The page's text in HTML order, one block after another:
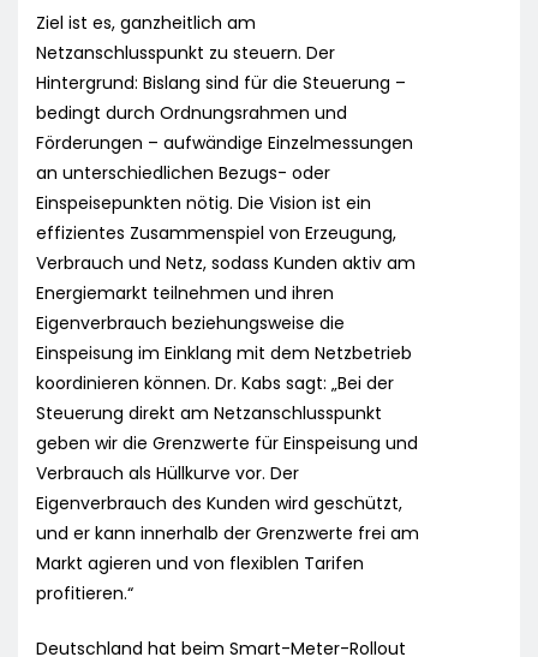
Ziel ist es, ganzheitlich am
Netzanschlusspunkt zu steuern. Der
Hintergrund: Bislang sind für die Steuerung –
bedingt durch Ordnungsrahmen und
Förderungen – aufwändige Einzelmessungen
an unterschiedlichen Bezugs- oder
Einspeisepunkten nötig. Die Vision ist ein
effizientes Zusammenspiel von Erzeugung,
Verbrauch und Netz, sodass Kunden aktiv am
Energiemarkt teilnehmen und ihren
Eigenverbrauch beziehungsweise die
Einspeisung im Einklang mit dem Netzbetrieb
koordinieren können. Dr. Kabs sagt: „Bei der
Steuerung direkt am Netzanschlusspunkt
geben wir die Grenzwerte für Einspeisung und
Verbrauch als Hüllkurve vor. Der
Eigenverbrauch des Kunden wird geschützt,
und er kann innerhalb der Grenzwerte frei am
Markt agieren und von flexiblen Tarifen
profitieren.“
Deutschland hat beim Smart-Meter-Rollout